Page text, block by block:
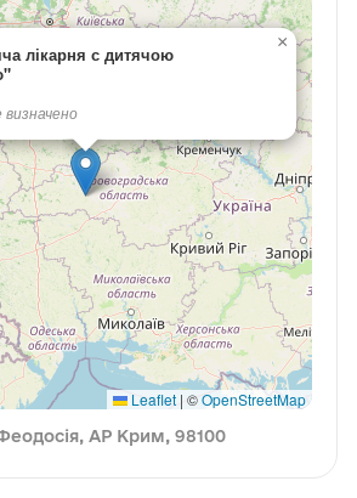
лікарня с дитячою
визначено
×
Leaflet | ©OpenStreetMap
АР Крим, 98100